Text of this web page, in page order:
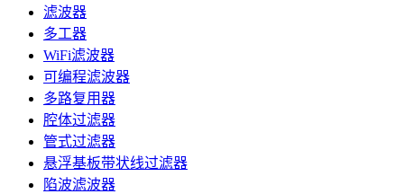
滤波器
多工器
WiFi滤波器
可编程滤波器
多路复用器
腔体过滤器
管式过滤器
悬浮基板带状线过滤器
陷波滤波器